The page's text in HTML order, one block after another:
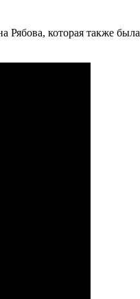
которая также была